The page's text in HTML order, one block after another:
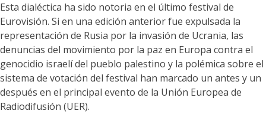
Esta dialéctica ha sido notoria en el último festival de
Eurovisión. Si en una edición anterior fue expulsada la
representación de Rusia por la invasión de Ucrania, las
denuncias del movimiento por la paz en Europa contra el
genocidio israelí del pueblo palestino y la polémica sobre el
sistema de votación del festival han marcado un antes y un
después en el principal evento de la Unión Europea de
Radiodifusión (UER).